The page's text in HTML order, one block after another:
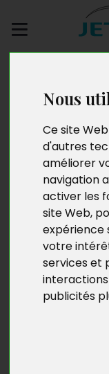
Nous
Ce site
d'autres
améliorer
navigation
activer les
site Web,
expérience
votre
services et
publicités
Le Pont